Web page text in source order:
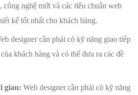
nghệ mới và các tiêu chuẩn web
kế tốt nhất cho khách hàng.
designer cần phải có kỹ năng giao tiếp
khách hàng và có thể đưa ra các đề
gian: Web designer cần phải có kỹ năng